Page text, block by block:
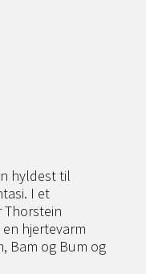
hyldest til
I et
Thorstein
hjertevarm
Bam og Bum og